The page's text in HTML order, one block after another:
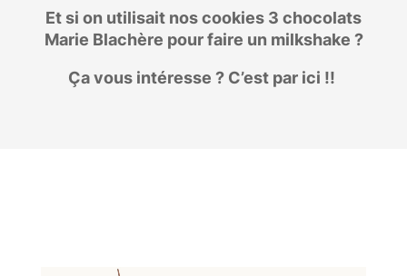
Et si on utilisait nos cookies 3 chocolats
Marie Blachère pour faire un milkshake ?
Ça vous intéresse ? C’est par ici !!